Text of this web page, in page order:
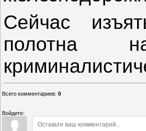
Сейчас
полотна
Всего комментариев: 0
Войдите: